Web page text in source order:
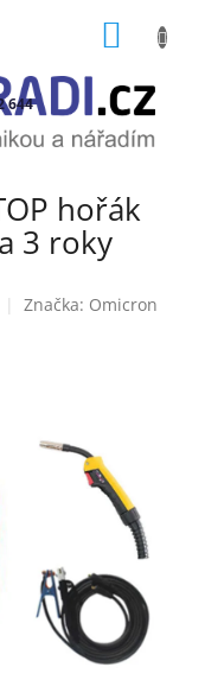
644
hořák
3 roky
Značka: Omicron